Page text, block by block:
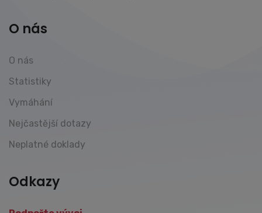
O nás
O nás
Statistiky
Vymáhání
Nejčastější dotazy
Neplatné doklady
Odkazy